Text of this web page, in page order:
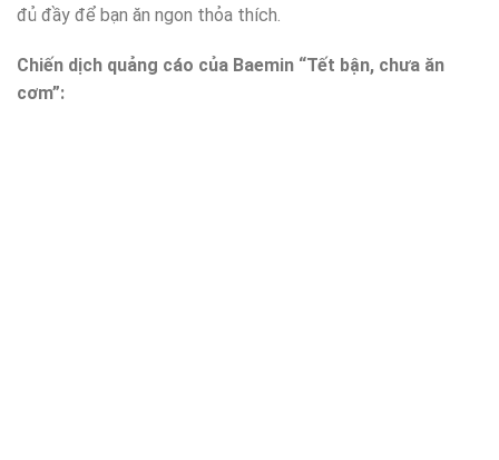
đủ đầy để bạn ăn ngon thỏa thích.
Chiến dịch quảng cáo của Baemin “Tết bận, chưa ăn
cơm”: